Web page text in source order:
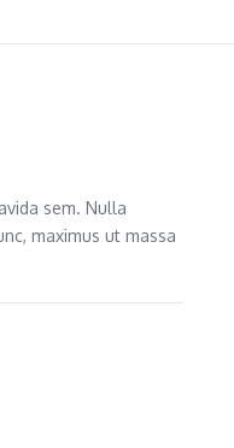
sem. Nulla
maximus ut massa